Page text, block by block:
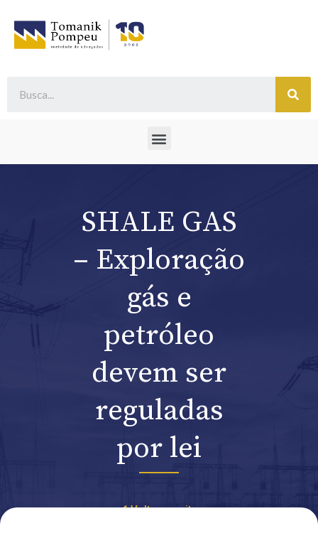
SHALE GAS
– Exploração
gás e
petróleo
devem ser
reguladas
por lei
Voltar ao site